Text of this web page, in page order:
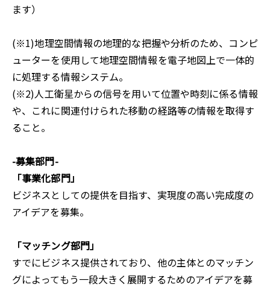
ます）
(※1)地理空間情報の地理的な把握や分析のため、コンピ
ューターを使用して地理空間情報を電子地図上で一体的
に処理する情報システム。
(※2)人工衛星からの信号を用いて位置や時刻に係る情報
や、これに関連付けられた移動の経路等の情報を取得す
ること。
-募集部門-
「事業化部門」
ビジネスとしての提供を目指す、実現度の高い完成度の
アイデアを募集。
「マッチング部門」
すでにビジネス提供されており、他の主体とのマッチン
グによってもう一段大きく展開するためのアイデアを募